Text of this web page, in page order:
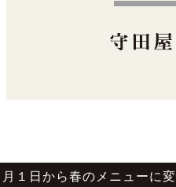
月１日から春のメニューに